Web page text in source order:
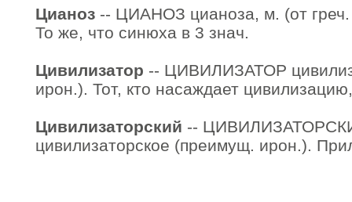
Цианоз -- ЦИАНОЗ цианоза, м. (от
То же, что синюха в 3 знач.
Цивилизатор -- ЦИВИЛИЗАТОР
ирон.). Тот, кто насаждает
Цивилизаторский --
цивилизаторское (преимущ. ирон.).